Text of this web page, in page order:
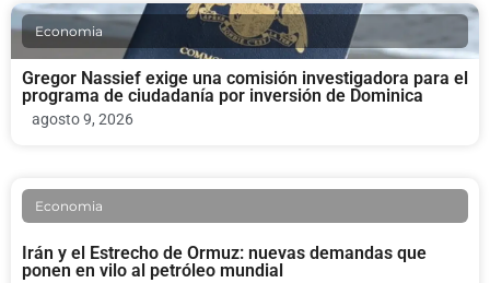
Economia
Gregor Nassief exige una comisión investigadora para el
programa de ciudadanía por inversión de Dominica
agosto 9, 2026
Economia
Irán y el Estrecho de Ormuz: nuevas demandas que
ponen en vilo al petróleo mundial